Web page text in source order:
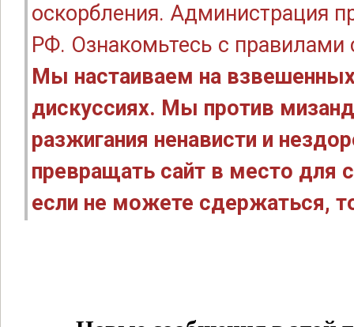
оскорбления. Администрация
РФ. Ознакомьтесь с правилами
Мы настаиваем на
дискуссиях. Мы против
разжигания ненависти и
превращать сайт в место для
если не можете сдержаться,